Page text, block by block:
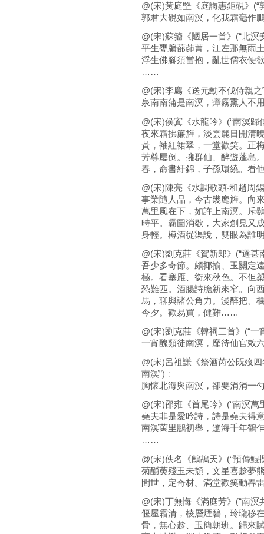
@(宋)黃庭堅《庭誨惠鉅硯》(“
郭君大硯如南溟，化我霜毫作
@(宋)蘇籀《陋居一首》(“北溟
平生甕牖蔀茆菁，江左那無雨
浮生佛腳須當抱，亂世儒衣便
……
@(宋)李廌《送元勳不伐侍親
泉南南蒲是南溟，瘴霧熏人不
@(宋)侯寘《水龍吟》(“南溟歸
夜來霜拂簾旌，淡雲麗日開清
黃，袖紅裙翠，一堂歡笑。正
芳尊屢倒。擁群仙、醉遊蓬島
春，命書紆錦，子孫環繞。
@(宋)陳亮《水調歌頭‧和趙周
事業隨人品，今古幾麾旌。向
萬里風在下，如許上南溟。斥
時平。霸圖消歇，大家創見又
身輕。樽酒從渠說，雙眼為
@(宋)劉克莊《賀新郎》(“選甚
吾少多奇節。頗揶揄、玉關定
極。看塞雁、銜來秋色。不但
恐難匹。酒腸詩膽新來窄。向
馬，聊與諸公角力。漫醉把、
今夕。歡易買，健難……
@(宋)劉克莊《韓祠三首》(“一
一宵醜類徒南溟，靡待仙官敕
@(宋)呂祖謙《祭酒芮公既歿
南溟”)﹕
胸懷北海與南溟，卻要涓涓一
@(宋)邵雍《首尾吟》(“南溟萬
堯夫非是愛吟詩，詩是堯夫得
南溟萬里鵬初舉，遼海千年鶴
……
@(宋)佚名《鷓鴣天》(“預傳鯤
菊釂萸殘玉未頹，文星喜趁夢
間世，定奇材。滿堂歡笑動
@(宋)丁無悔《滿庭芳》(“南溟
偃屋霜清，棱層煙碧，玲瓏移
骨，無心趁、玉簡朝班。歸來